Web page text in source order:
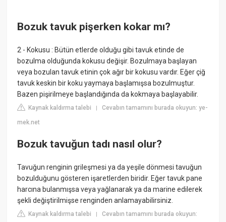
Bozuk tavuk pişerken kokar mı?
2 - Kokusu : Bütün etlerde olduğu gibi tavuk etinde de
bozulma olduğunda kokusu değişir. Bozulmaya başlayan
veya bozulan tavuk etinin çok ağır bir kokusu vardır. Eğer çiğ
tavuk keskin bir koku yaymaya başlamışsa bozulmuştur.
Bazen pişirilmeye başlandığında da kokmaya başlayabilir.
Kaynak kaldırma talebi |Cevabın tamamını burada okuyun: ye-
mek.net
Bozuk tavuğun tadı nasıl olur?
Tavuğun renginin grileşmesi ya da yeşile dönmesi tavuğun
bozulduğunu gösteren işaretlerden biridir. Eğer tavuk pane
harcına bulanmışsa veya yağlanarak ya da marine edilerek
şekli değiştirilmişse renginden anlamayabilirsiniz.
Kaynak kaldırma talebi |Cevabın tamamını burada okuyun: